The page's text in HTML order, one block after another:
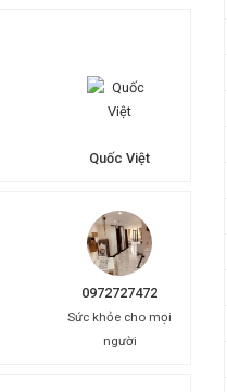
Quốc Việt
0972727472
Sức khỏe cho mọi
người